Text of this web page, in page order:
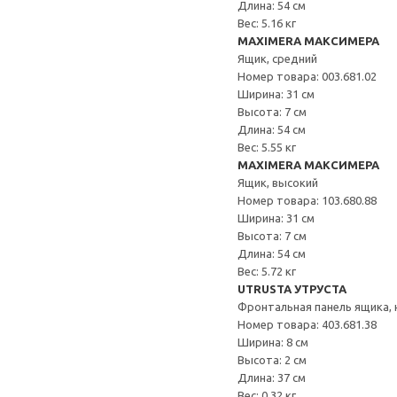
Длина: 54 см
Вес: 5.16 кг
MAXIMERA МАКСИМЕРА
Ящик, средний
Номер товара: 003.681.02
Ширина: 31 см
Высота: 7 см
Длина: 54 см
Вес: 5.55 кг
MAXIMERA МАКСИМЕРА
Ящик, высокий
Номер товара: 103.680.88
Ширина: 31 см
Высота: 7 см
Длина: 54 см
Вес: 5.72 кг
UTRUSTA УТРУСТА
Фронтальная панель ящика,
Номер товара: 403.681.38
Ширина: 8 см
Высота: 2 см
Длина: 37 см